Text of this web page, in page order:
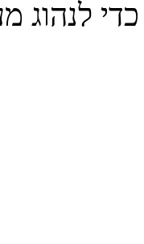
לנהוג